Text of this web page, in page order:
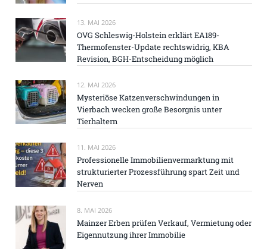
13. MAI 2026
OVG Schleswig-Holstein erklärt EA189-
Thermofenster-Update rechtswidrig, KBA
Revision, BGH-Entscheidung möglich
12. MAI 2026
Mysteriöse Katzenverschwindungen in
Vierbach wecken große Besorgnis unter
Tierhaltern
11. MAI 2026
Professionelle Immobilienvermarktung mit
strukturierter Prozessführung spart Zeit und
Nerven
8. MAI 2026
Mainzer Erben prüfen Verkauf, Vermietung oder
Eigennutzung ihrer Immobilie